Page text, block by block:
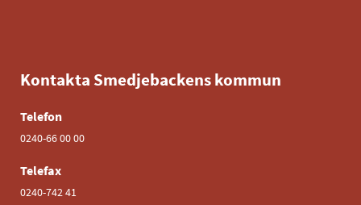
Kontakta Smedjebackens kommun
Telefon
0240-66 00 00
Telefax
0240-742 41